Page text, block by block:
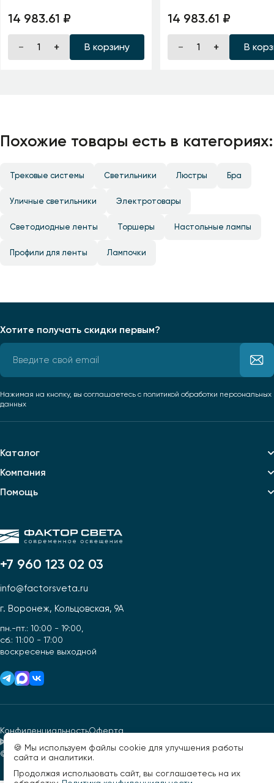
14 983.61 ₽
В корзину
14 983.61 ₽
В
Похожие товары есть в категориях:
Трековые системы Светильники Люстры Бра
Уличные светильники Электротовары
Светодиодные ленты Торшеры Настольные лампы
Профили для ленты Лампочки
+7 960 123 02 03
info@factorsveta.ru
г. Воронеж, Кольцовская, 9А
пн.-пт.: 10:00 - 19:00,
сб.: 11:00 - 17:00
воскресенье выходной
Каталог
Компания
Помощь
Хотите получать скидки первым?
Нажимая на кнопку, вы соглашаетесь с политикой обработки персональных
данных
© 2026, Фактор света. Все права защищены.
КонфиденциальностьОферта
Разработано -
🍪 Мы используем файлы cookie для улучшения работы
сайта и аналитики.
Продолжая использовать сайт, вы соглашаетесь на их